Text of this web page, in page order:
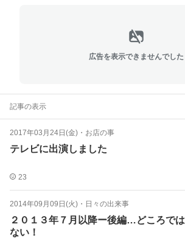
広告を表示できませんでした
記事の表示
2017年03月24日(金) ・ お店の事
テレビに出演しました
23
2014年09月09日(火) ・ 日々の出来事
２０１３年７月以降ー後編…どころでは
ない！